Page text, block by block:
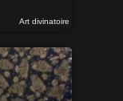
Art divinatoire